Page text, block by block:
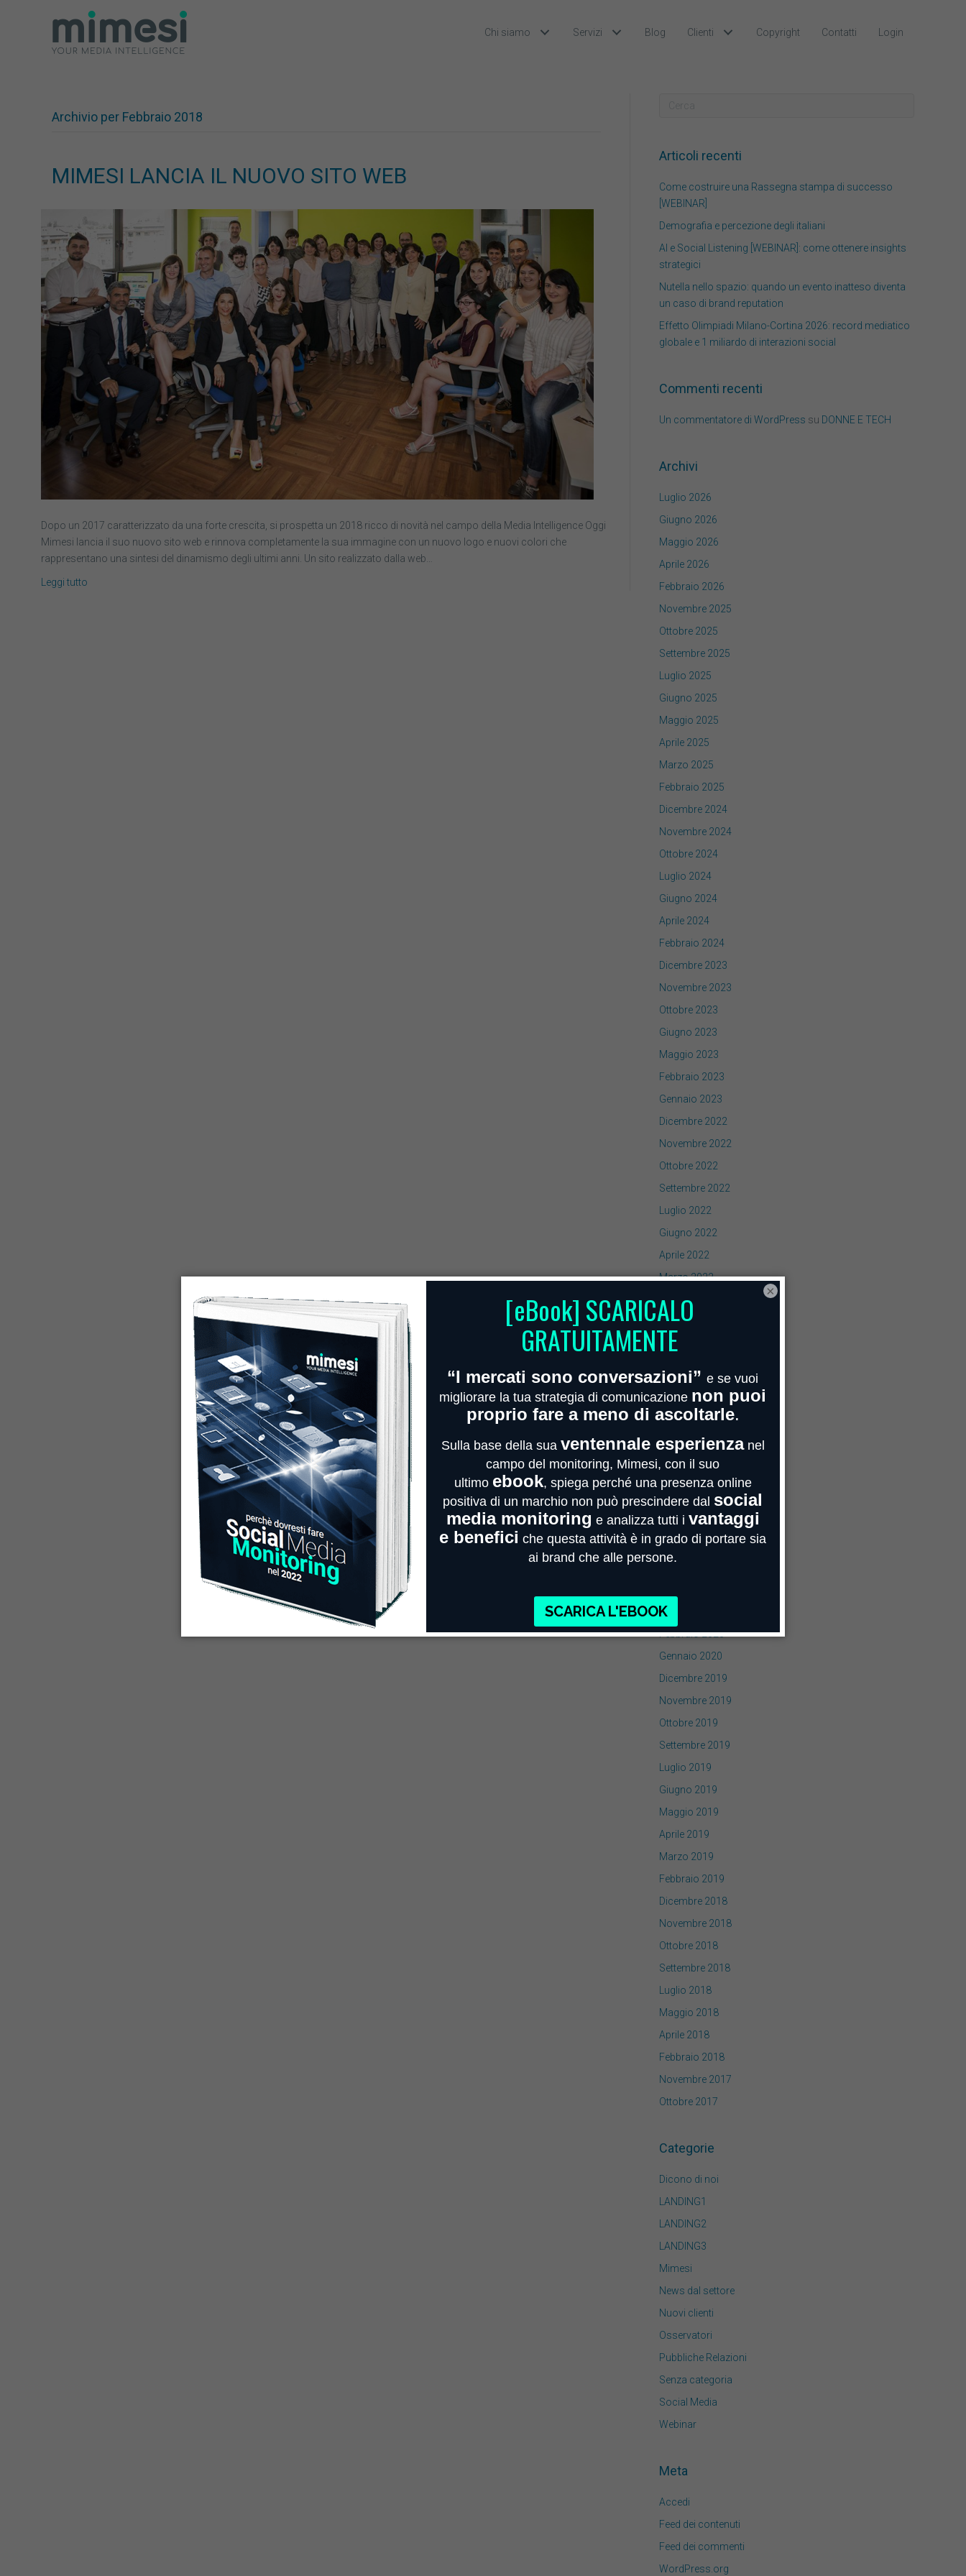
Chi siamo Servizi Blog Clienti Copyright Contatti Login
Archivio per Febbraio 2018
MIMESI LANCIA IL NUOVO SITO WEB
Dopo un 2017 caratterizzato da una forte crescita, si prospetta un 2018 ricco di novità nel campo della Media Intelligence Oggi
Mimesi lancia il suo nuovo sito web e rinnova completamente la sua immagine con un nuovo logo e nuovi colori che
rappresentano una sintesi del dinamismo degli ultimi anni. Un sito realizzato dalla web…
Leggi tutto
Articoli recenti
Come costruire una Rassegna stampa di successo
[WEBINAR]
Demografia e percezione degli italiani
AI e Social Listening [WEBINAR]: come ottenere insights
strategici
Nutella nello spazio: quando un evento inatteso diventa
un caso di brand reputation
Effetto Olimpiadi Milano-Cortina 2026: record mediatico
globale e 1 miliardo di interazioni social
Commenti recenti
Un commentatore di WordPress su DONNE E TECH
Archivi
Luglio 2026
Giugno 2026
Maggio 2026
Aprile 2026
Febbraio 2026
Novembre 2025
Ottobre 2025
Settembre 2025
Luglio 2025
Giugno 2025
Maggio 2025
Aprile 2025
Marzo 2025
Febbraio 2025
Dicembre 2024
Novembre 2024
Ottobre 2024
Luglio 2024
Giugno 2024
Aprile 2024
Febbraio 2024
Dicembre 2023
Novembre 2023
Ottobre 2023
Giugno 2023
Maggio 2023
Febbraio 2023
Gennaio 2023
Dicembre 2022
Novembre 2022
Ottobre 2022
Settembre 2022
Luglio 2022
Giugno 2022
Aprile 2022
Marzo 2022
Febbraio 2022
Gennaio 2022
Novembre 2021
Aprile 2021
Febbraio 2021
Gennaio 2021
Agosto 2020
Luglio 2020
Giugno 2020
Marzo 2020
Febbraio 2020
Gennaio 2020
Dicembre 2019
Novembre 2019
Ottobre 2019
Settembre 2019
Luglio 2019
Giugno 2019
Maggio 2019
Aprile 2019
Marzo 2019
Febbraio 2019
Dicembre 2018
Novembre 2018
Ottobre 2018
Settembre 2018
Luglio 2018
Maggio 2018
Aprile 2018
Febbraio 2018
Novembre 2017
Ottobre 2017
Categorie
Dicono di noi
LANDING1
LANDING2
LANDING3
Mimesi
News dal settore
Nuovi clienti
Osservatori
Pubbliche Relazioni
Senza categoria
Social Media
Webinar
Meta
Accedi
Feed dei contenuti
Feed dei commenti
WordPress.org
×